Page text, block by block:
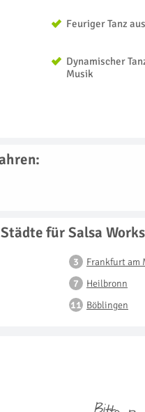
Feuriger Tanz
Dynamischer
Musik
für Salsa
Frankfurt am
Heilbronn
Böblingen